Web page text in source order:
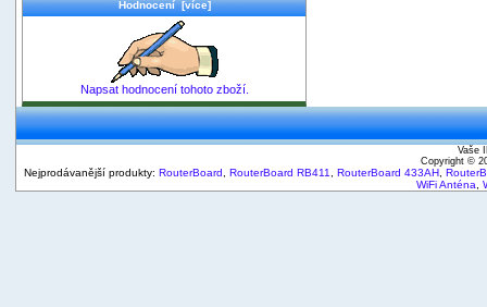
Hodnocení [více]
Napsat hodnocení tohoto zboží.
Vaše
Copyright ©
Nejprodávanější produkty: RouterBoard RouterBoard RB411 RouterBoard 433AH
WiFi Anténa